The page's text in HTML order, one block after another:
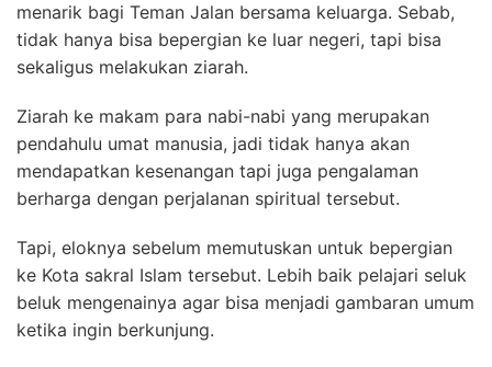
menarik bagi Teman Jalan bersama keluarga. Sebab,
tidak hanya bisa bepergian ke luar negeri, tapi bisa
sekaligus melakukan ziarah.
Ziarah ke makam para nabi-nabi yang merupakan
pendahulu umat manusia, jadi tidak hanya akan
mendapatkan kesenangan tapi juga pengalaman
berharga dengan perjalanan spiritual tersebut.
Tapi, eloknya sebelum memutuskan untuk bepergian
ke Kota sakral Islam tersebut. Lebih baik pelajari seluk
beluk mengenainya agar bisa menjadi gambaran umum
ketika ingin berkunjung.